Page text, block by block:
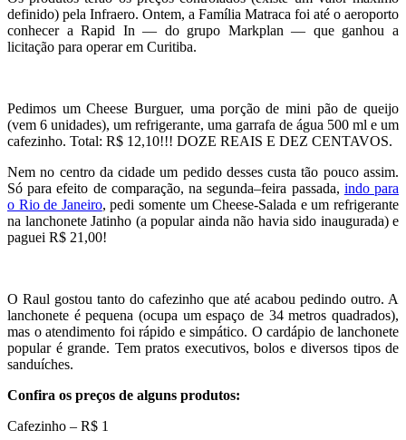
definido) pela Infraero. Ontem, a Família Matraca foi até o aeroporto
conhecer a Rapid In — do grupo Markplan — que ganhou a
licitação para operar em Curitiba.
Pedimos um Cheese Burguer, uma porção de mini pão de queijo
(vem 6 unidades), um refrigerante, uma garrafa de água 500 ml e um
cafezinho. Total: R$ 12,10!!! DOZE REAIS E DEZ CENTAVOS.
Nem no centro da cidade um pedido desses custa tão pouco assim.
Só para efeito de comparação, na segunda–feira passada, indo para
o Rio de Janeiro, pedi somente um Cheese-Salada e um refrigerante
na lanchonete Jatinho (a popular ainda não havia sido inaugurada) e
paguei R$ 21,00!
O Raul gostou tanto do cafezinho que até acabou pedindo outro. A
lanchonete é pequena (ocupa um espaço de 34 metros quadrados),
mas o atendimento foi rápido e simpático. O cardápio de lanchonete
popular é grande. Tem pratos executivos, bolos e diversos tipos de
sanduíches.
Confira os preços de alguns produtos:
Cafezinho – R$ 1